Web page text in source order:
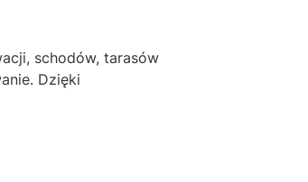
schodów, tarasów
Dzięki